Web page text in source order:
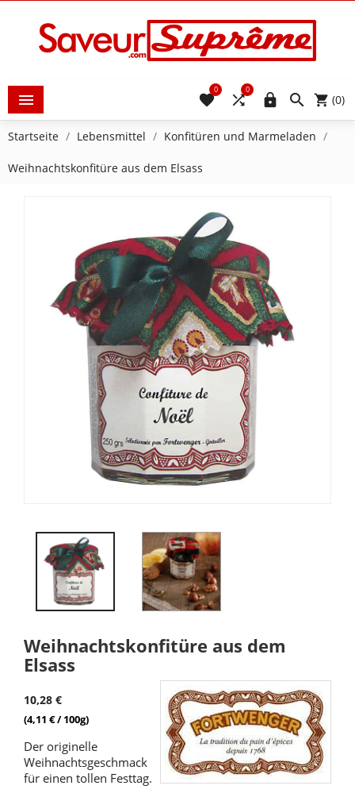
  (0)


0

0
Startseite Lebensmittel Konfitüren und Marmeladen
Weihnachtskonfitüre aus dem Elsass
Weihnachtskonfitüre aus dem
Elsass
10,28 €
(4,11 € / 100g)
Der originelle
Weihnachtsgeschmack
für einen tollen Festtag.